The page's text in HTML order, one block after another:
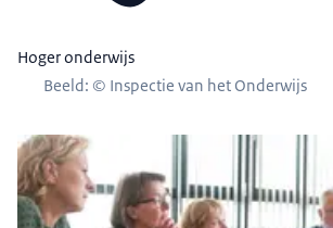
Hoger onderwijs
Beeld: © Inspectie van het Onderwijs